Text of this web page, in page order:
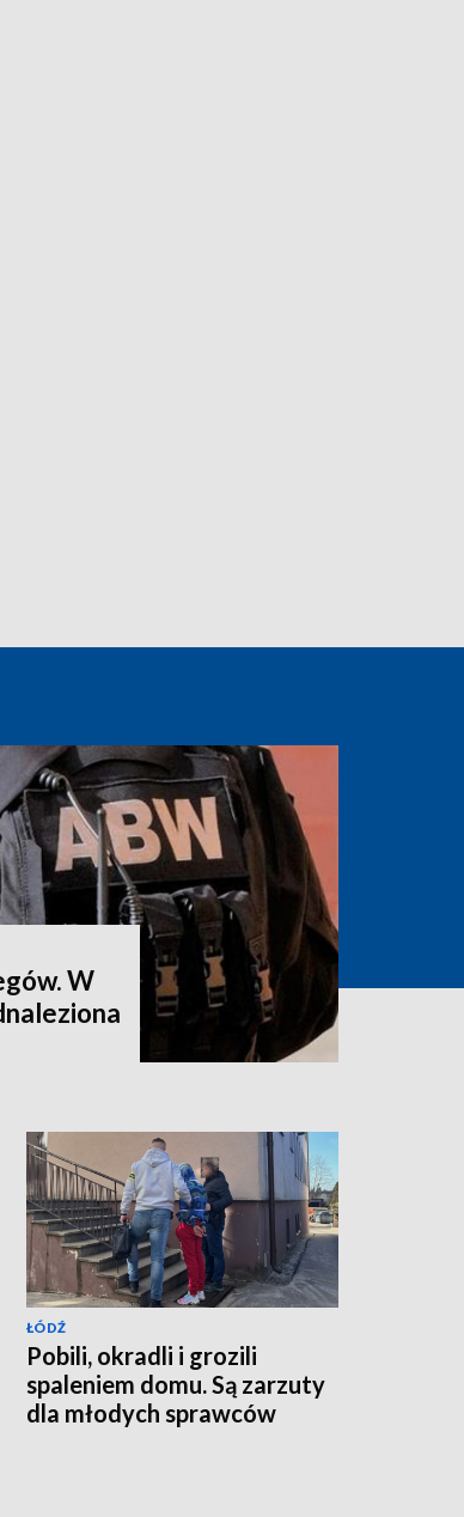
W
ŁÓDŹ
Pobili, okradli i grozili
spaleniem domu. Są zarzuty
dla młodych sprawców